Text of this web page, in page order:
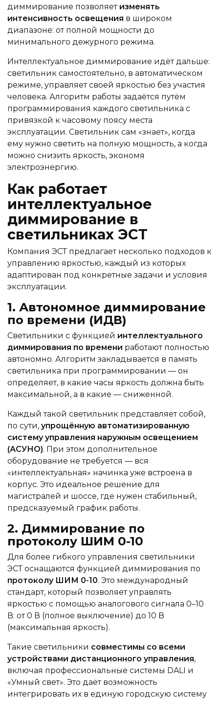
диммирование позволяет изменять
интенсивность освещения в широком
диапазоне: от полной мощности до
минимального дежурного режима.
Интеллектуальное диммирование идёт дальше:
светильник самостоятельно, в автоматическом
режиме, управляет своей яркостью без участия
человека. Алгоритм работы задаётся путём
программирования каждого светильника с
привязкой к часовому поясу места
эксплуатации. Светильник сам «знает», когда
ему нужно светить на полную мощность, а когда
можно снизить яркость, экономя
электроэнергию.
Как работает
интеллектуальное
диммирование в
светильниках ЭСТ
Компания ЭСТ предлагает несколько подходов к
управлению яркостью, каждый из которых
адаптирован под конкретные задачи и условия
эксплуатации.
1. Автономное диммирование
по времени (ИДВ)
Светильники с функцией интеллектуального
диммирования по времени работают полностью
автономно. Алгоритм закладывается в память
светильника при программировании — он
определяет, в какие часы яркость должна быть
максимальной, а в какие — сниженной.
Каждый такой светильник представляет собой,
по сути, упрощённую автоматизированную
систему управления наружным освещением
(АСУНО). При этом дополнительное
оборудование не требуется — вся
«интеллектуальная» начинка уже встроена в
корпус. Это идеальное решение для
магистралей и шоссе, где нужен стабильный,
предсказуемый график работы.
2. Диммирование по
протоколу ШИМ 0-10
Для более гибкого управления светильники
ЭСТ оснащаются функцией диммирования по
протоколу ШИМ 0-10. Это международный
стандарт, который позволяет управлять
яркостью с помощью аналогового сигнала 0–10
В: от 0 В (полное выключение) до 10 В
(максимальная яркость).
Такие светильники совместимы со всеми
устройствами дистанционного управления,
включая профессиональные системы DALI и
«Умный свет». Это даёт возможность
интегрировать их в единую городскую систему